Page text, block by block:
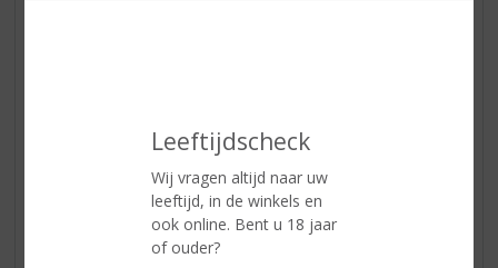
Leeftijdscheck
Wij vragen altijd naar uw
leeftijd, in de winkels en
ook online. Bent u 18 jaar
of ouder?
ETIKETINFORMATIE
Land van Herkomst
Schotland
70 CL
Alcoholpercentage
40% vol